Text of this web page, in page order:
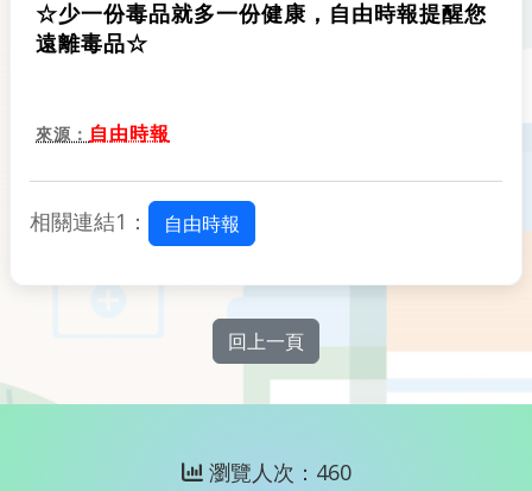
☆少一份毒品就多一份健康，自由時報提醒您
遠離毒品☆
來源： 自由時報
相關連結1： 自由時報
回上一頁
瀏覽人次：460